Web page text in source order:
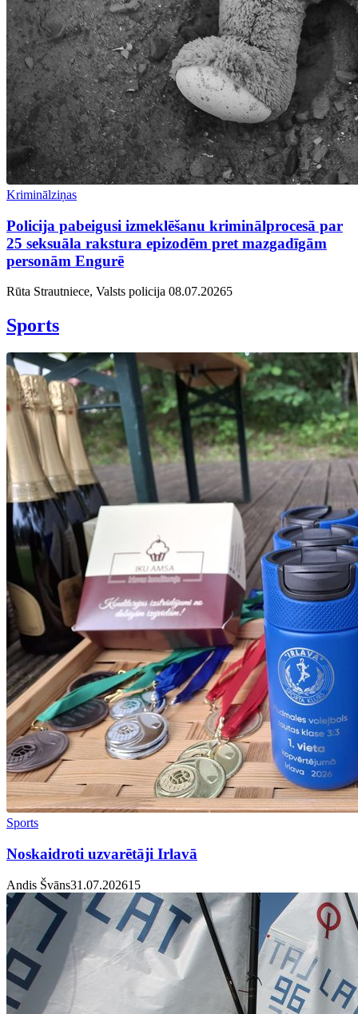
Kriminālziņas
Policija pabeigusi izmeklēšanu kriminālprocesā par
25 seksuāla rakstura epizodēm pret mazgadīgām
personām Engurē
Rūta Strautniece, Valsts policija 08.07.20265
Sports
Sports
Noskaidroti uzvarētāji Irlavā
Andis Švāns31.07.20261 5